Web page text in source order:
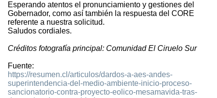
Esperando atentos el pronunciamiento y gestiones del
Gobernador, como así también la respuesta del CORE
referente a nuestra solicitud.
Saludos cordiales.
Créditos fotografía principal: Comunidad El Ciruelo Sur
Fuente:
https://resumen.cl/articulos/dardos-a-aes-andes-
superintendencia-del-medio-ambiente-inicio-proceso-
sancionatorio-contra-proyecto-eolico-mesamavida-tras-